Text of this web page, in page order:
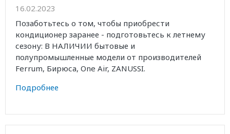
16.02.2023
Позаботьтесь о том, чтобы приобрести
кондиционер заранее - подготовьтесь к летнему
сезону: В НАЛИЧИИ бытовые и
полупромышленные модели от производителей
Ferrum, Бирюса, One Air, ZANUSSI.
Подробнее